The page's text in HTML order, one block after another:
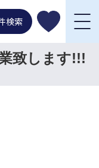
検索
致します!!!